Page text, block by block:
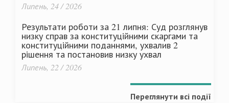
Липень, 24 / 2026
Результати роботи за 21 липня: Суд розглянув
низку справ за конституційними скаргами та
конституційними поданнями, ухвалив 2
рішення та постановив низку ухвал
Липень, 22 / 2026
Переглянути всі події